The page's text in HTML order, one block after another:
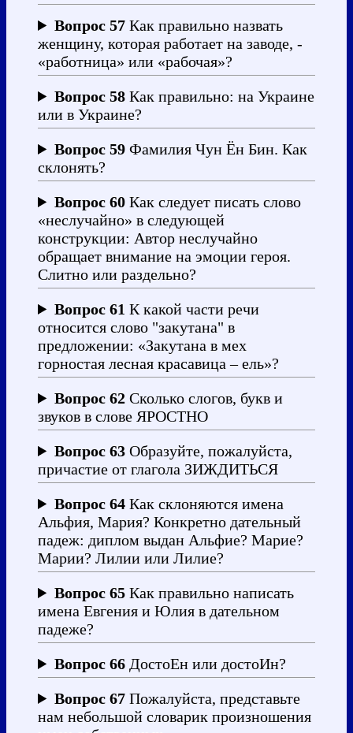
Вопрос 57 Как правильно назвать
женщину, которая работает на заводе, -
«работница» или «рабочая»?
Вопрос 58 Как правильно: на Украине
или в Украине?
Вопрос 59 Фамилия Чун Ён Бин. Как
склонять?
Вопрос 60 Как следует писать слово
«неслучайно» в следующей
конструкции: Автор неслучайно
обращает внимание на эмоции героя.
Слитно или раздельно?
Вопрос 61 К какой части речи
относится слово "закутана" в
предложении: «Закутана в мех
горностая лесная красавица – ель»?
Вопрос 62 Сколько слогов, букв и
звуков в слове ЯРОСТНО
Вопрос 63 Образуйте, пожалуйста,
причастие от глагола ЗИЖДИТЬСЯ
Вопрос 64 Как склоняются имена
Альфия, Мария? Конкретно дательный
падеж: диплом выдан Альфие? Марие?
Марии? Лилии или Лилие?
Вопрос 65 Как правильно написать
имена Евгения и Юлия в дательном
падеже?
Вопрос 66 ДостоЕн или достоИн?
Вопрос 67 Пожалуйста, представьте
нам небольшой словарик произношения